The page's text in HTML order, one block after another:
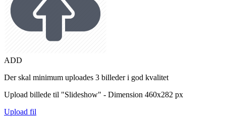
ADD
Der skal minimum uploades 3 billeder i god kvalitet
Upload billede til "Slideshow" - Dimension 460x282 px
Upload fil